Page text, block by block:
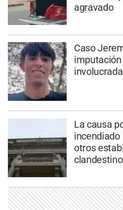
agravado
Caso
La causa
otros